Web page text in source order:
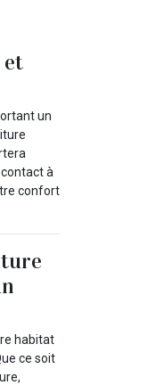
et
un
à
confort
habitat
ce soit